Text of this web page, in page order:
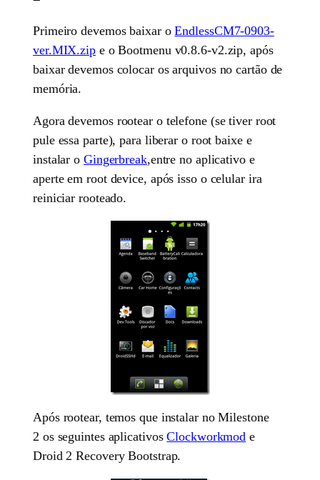
Primeiro devemos baixar oEndlessCM7-0903-
ver.MIX.zipe o Bootmenu v0.8.6-v2.zip, após
baixar devemos colocar os arquivos no cartão de
memória.
Agora devemos rootear o telefone (se tiver root
pule essa parte), para liberar o root baixe e
instalar o Gingerbreak,entre no aplicativo e
aperte em root device, após isso o celular ira
reiniciar rooteado.
Após rootear, temos que instalar no Milestone
2 os seguintes aplicativosClockworkmod e
Droid 2 Recovery Bootstrap.